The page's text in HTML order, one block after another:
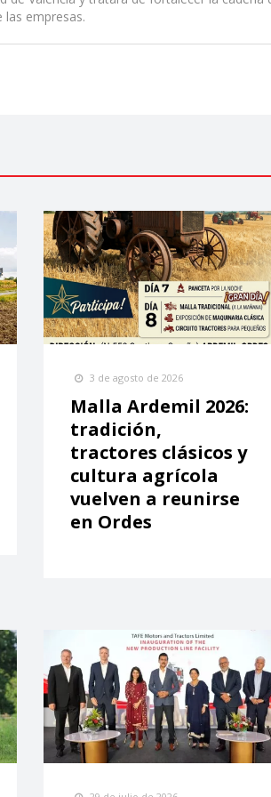
empresas.
3 de agosto de 2026
Malla Ardemil 2026:
tradición,
tractores clásicos y
cultura agrícola
vuelven a reunirse
en Ordes